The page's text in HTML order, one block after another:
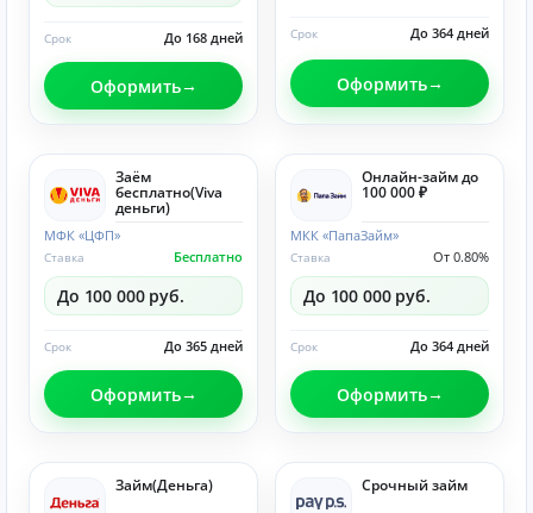
До 168 дней
Срок
Оформить
До 364 дней
Срок
Оформить
Заём
бесплатно(Viva
деньги)
МФК «ЦФП»
Бесплатно
Ставка
До 100 000 руб.
До 365 дней
Срок
Оформить
Онлайн-займ до
100 000 ₽
МКК «ПапаЗайм»
От 0.80%
Ставка
До 100 000 руб.
До 364 дней
Срок
Оформить
Займ(Деньга) Срочный займ